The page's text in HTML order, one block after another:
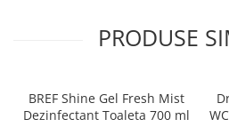
PRODUSE
BREF Shine Gel Fresh Mist
Dezinfectant Toaleta 700 ml